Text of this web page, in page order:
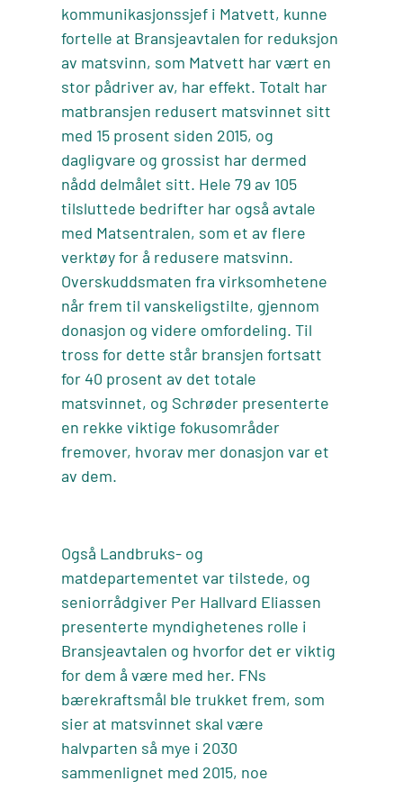
kommunikasjonssjef i Matvett, kunne
fortelle at Bransjeavtalen for reduksjon
av matsvinn, som Matvett har vært en
stor pådriver av, har effekt. Totalt har
matbransjen redusert matsvinnet sitt
med 15 prosent siden 2015, og
dagligvare og grossist har dermed
nådd delmålet sitt. Hele 79 av 105
tilsluttede bedrifter har også avtale
med Matsentralen, som et av flere
verktøy for å redusere matsvinn.
Overskuddsmaten fra virksomhetene
når frem til vanskeligstilte, gjennom
donasjon og videre omfordeling. Til
tross for dette står bransjen fortsatt
for 40 prosent av det totale
matsvinnet, og Schrøder presenterte
en rekke viktige fokusområder
fremover, hvorav mer donasjon var et
av dem.
Også Landbruks- og
matdepartementet var tilstede, og
seniorrådgiver Per Hallvard Eliassen
presenterte myndighetenes rolle i
Bransjeavtalen og hvorfor det er viktig
for dem å være med her. FNs
bærekraftsmål ble trukket frem, som
sier at matsvinnet skal være
halvparten så mye i 2030
sammenlignet med 2015, noe